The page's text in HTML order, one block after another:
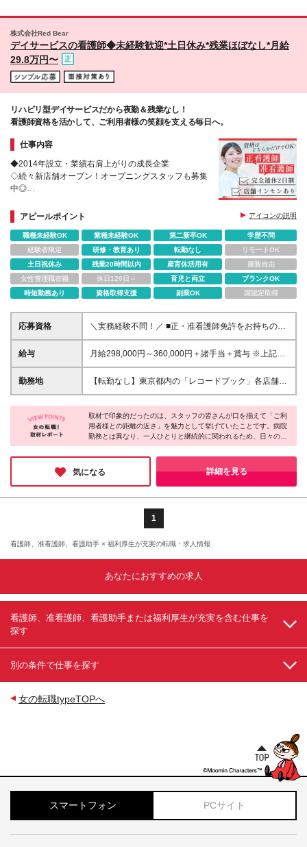
株式会社Red Bear
デイサービスの看護師◆未経験歓迎*土日休み*残業ほぼなし*月給
29.8万円〜
リハビリ型デイサービスだから夜勤＆残業なし！
看護師資格を活かして、ご利用者様の笑顔を支える毎日へ。
仕事内容
◆2014年設立・業績右肩上がりの成長企業
◇続々新店舗オープン！オープニングスタッフも募集
中◎
アピールポイント
アイコンの説明
職種未経験OK 業種未経験OK 第二新卒OK
学歴不問
経験者限定
研修・教育あり 転勤なし
リモートOK
土日祝休み
残業20時間以内 産育休活用有
服装自由
女性管理職在籍
休日120日～ 育児と両立
ブランクOK
時短勤務あり
資格取得支援 副業OK 国認定取得
応募資格
＼実務経験不問！／ ■正・准看護師免許をお持ちの方
□職種・業種未経験歓迎 □第二新卒・ブランクOK □学
歴不問 「免許はあるけど実際に看護師として働いた
っていますので、お気軽にご応募くださいね♪
給与
月給298,000円～360,000円＋諸手当＋賞与 ※上記に
は固定残業代（29,300円～／15時間分）を含みま
す。 ※超過分は別途全額支給いたします。
勤務地
【転勤なし】東京都内の「レコードブック」各店舗
【希望を考慮して配属】 ☆3ヶ月に1回のペースで新
店舗を開設しています！ ☆オープニングスタッフも
歓迎（開店前は既存店舗にて勤務） 《葛飾区》 金町
店／お花茶屋店／新小岩店／水元店／亀有店 《足立
区》 六町店／北綾瀬店／西新井店／北千住店／五反
野店／西新井大師店／花畑店／鹿浜店 《板橋区》 高
島平店／本連沼店／上板橋店／大山店／志村坂上店／
取材で印象的だったのは、スタッフの皆さんが口を揃えて「ご利
用者様との距離の近さ」を魅力として挙げていたことです。病院
勤務とは異なり、一人ひとりと継続的に関われるため、日々の変
化や成長を実感しやすい環境なのだそう。また、「介護がいらな
くなる介護」という理念が現場にも浸透しており、ご利用者様の
可能性を信じて支援する姿勢が特徴でした。人との関わりを大切
にしたい方にぴったりの職場だと感じました。
気になる 詳細を見る
1
看護師、准看護師、看護助手 × 福利厚生が充実の転職・求人情報
あなたにおすすめの求人
看護師、准看護師、看護助手または福利厚生が充実を含む仕事を
探す
別の条件で仕事を探す
女の転職typeTOPへ
スマートフォン PCサイト